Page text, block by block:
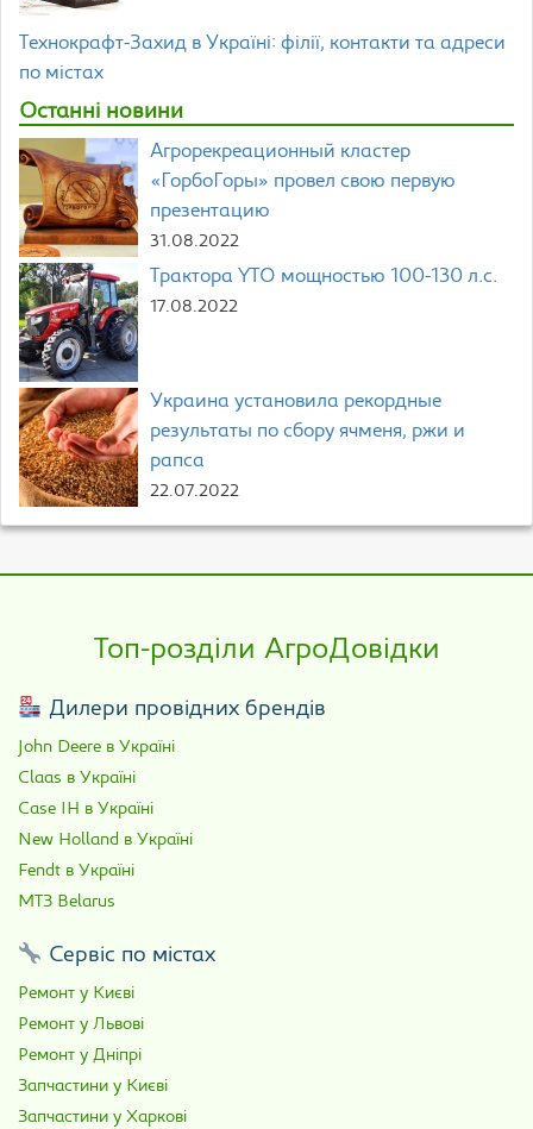
Технокрафт-Захид в Україні: філії, контакти та адреси
по містах
Останні новини
Агрорекреационный кластер
«ГорбоГоры» провел свою первую
презентацию
31.08.2022
Трактора YTO мощностью 100-130 л.с.
17.08.2022
Украина установила рекордные
результаты по сбору ячменя, ржи и
рапса
22.07.2022
Топ-розділи АгроДовідки
Дилери провідних брендів
John Deere в Україні
Claas в Україні
Case IH в Україні
New Holland в Україні
Fendt в Україні
МТЗ Belarus
Сервіс по містах
Ремонт у Києві
Ремонт у Львові
Ремонт у Дніпрі
Запчастини у Києві
Запчастини у Харкові